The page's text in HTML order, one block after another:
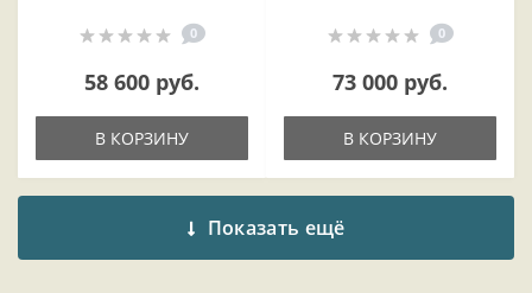
0
58 600 руб.
В КОРЗИНУ
0
73 000 руб.
В КОРЗИНУ
Показать ещё